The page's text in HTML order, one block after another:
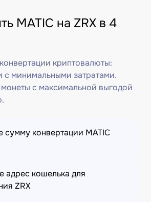
MATIC на ZRX в 4
криптовалюты:
с минимальными затратами.
с максимальной выгодой
сумму конвертации MATIC
адрес кошелька для
ZRX